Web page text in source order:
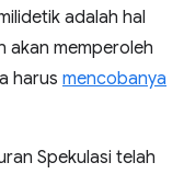
adalah hal
akan memperoleh
harus mencobanya
Spekulasi telah